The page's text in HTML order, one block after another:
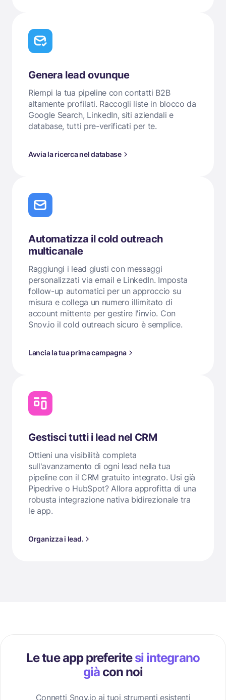
Genera lead ovunque
Riempi la tua pipeline con contatti B2B
altamente profilati. Raccogli liste in blocco da
Google Search, LinkedIn, siti aziendali e
database, tutti pre-verificati per te.
Avvia la ricerca nel database
Automatizza il cold outreach
multicanale
Raggiungi i lead giusti con messaggi
personalizzati via email e LinkedIn. Imposta
follow-up automatici per un approccio su
misura e collega un numero illimitato di
account mittente per gestire l'invio. Con
Snov.io il cold outreach sicuro è semplice.
Lancia la tua prima campagna
Gestisci tutti i lead nel CRM
Ottieni una visibilità completa
sull'avanzamento di ogni lead nella tua
pipeline con il CRM gratuito integrato. Usi già
Pipedrive o HubSpot? Allora approfitta di una
robusta integrazione nativa bidirezionale tra
le app.
Organizza i lead.
Le tue app preferitesi integrano
giàcon noi
Connetti Snov.io ai tuoi strumenti esistenti